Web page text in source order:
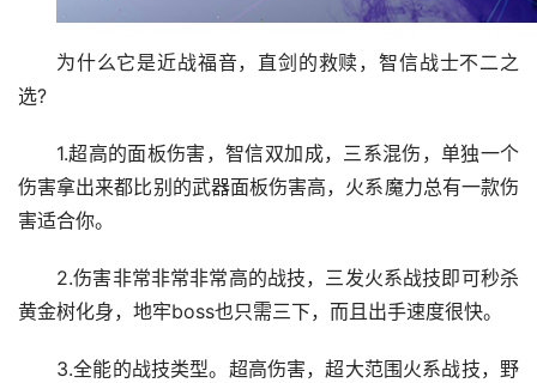
为什么它是近战福音，直剑的救赎，智信战士不二之
选?
1.超高的面板伤害，智信双加成，三系混伤，单独一个
伤害拿出来都比别的武器面板伤害高，火系魔力总有一款伤
害适合你。
2.伤害非常非常非常高的战技，三发火系战技即可秒杀
黄金树化身，地牢boss也只需三下，而且出手速度很快。
3.全能的战技类型。超高伤害，超大范围火系战技，野